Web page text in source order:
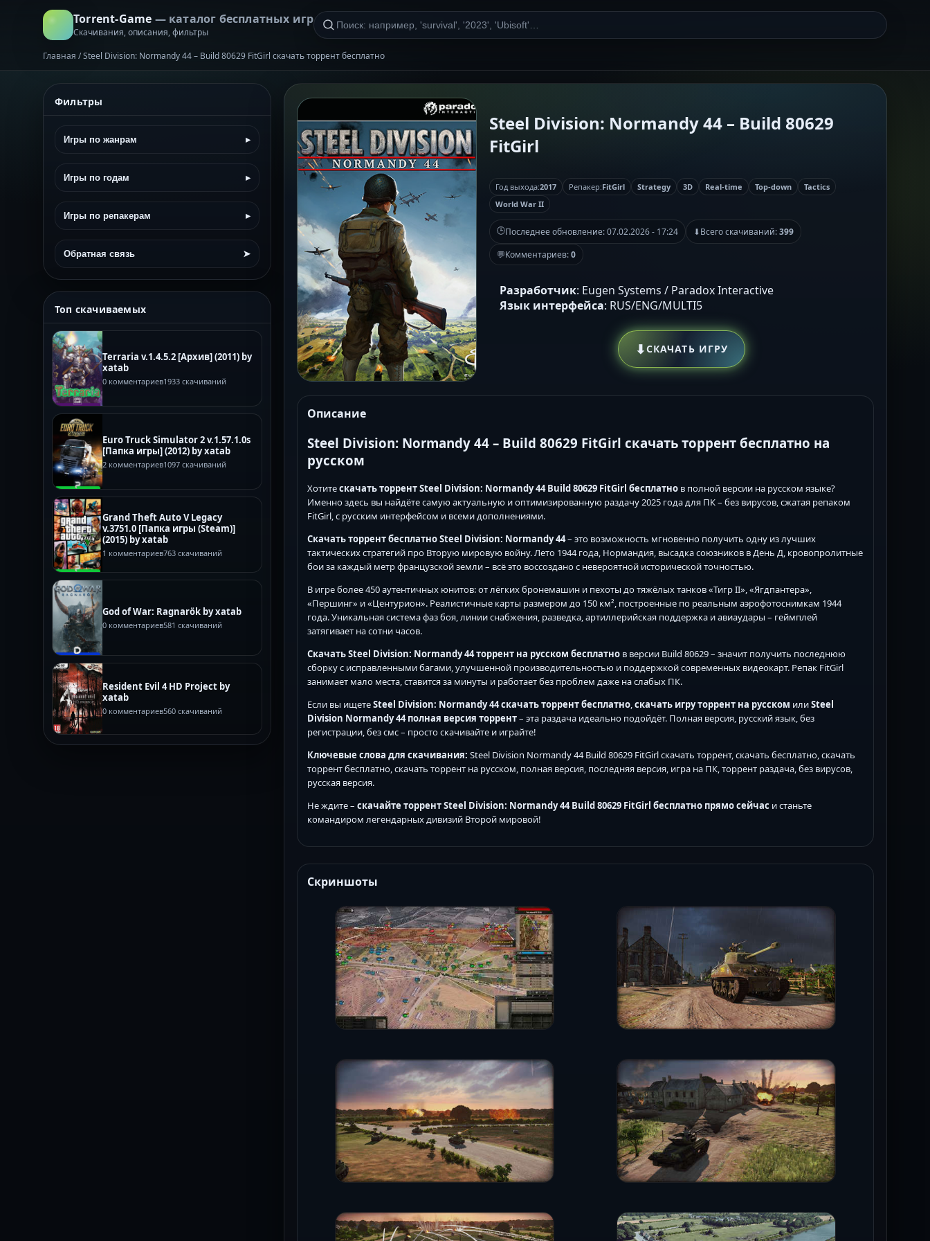
Torrent-Game — каталог бесплатных игр
Скачивания, описания, фильтры
Главная /Steel Division: Normandy 44 – Build 80629 FitGirl скачать торрент бесплатно
Фильтры
Игры по жанрам ▸
Игры по годам ▸
Игры по репакерам ▸
Обратная связь ➤
Топ скачиваемых
Terraria v.1.4.5.2 [Архив] (2011) by
xatab
0 комментариев1933 скачиваний
Euro Truck Simulator 2 v.1.57.1.0s
[Папка игры] (2012) by xatab
2 комментариев1097 скачиваний
Grand Theft Auto V Legacy
v.3751.0 [Папка игры (Steam)]
(2015) by xatab
1 комментариев763 скачиваний
God of War: Ragnarök by xatab
0 комментариев581 скачиваний
Resident Evil 4 HD Project by
xatab
0 комментариев560 скачиваний
Steel Division: Normandy 44 – Build 80629
FitGirl
Год выхода:2017 Репакер:FitGirl Strategy 3D Real-time Top-down
Tactics
World War II
🕒Последнее обновление:07.02.2026 - 17:24 ⬇Всего скачиваний:399
💬Комментариев:0
Разработчик: Eugen Systems / Paradox Interactive
Язык интерфейса: RUS/ENG/MULTI5
⬇СКАЧАТЬ ИГРУ
Описание
Steel Division: Normandy 44 – Build 80629 FitGirl скачать торрент бесплатно на
русском
Хотитескачать торрент Steel Division: Normandy 44 Build 80629 FitGirl бесплатно в полной версии на русском языке?
Именно здесь вы найдёте самую актуальную и оптимизированную раздачу 2025 года для ПК – без вирусов, сжатая репаком
FitGirl, с русским интерфейсом и всеми дополнениями.
Скачать торрент бесплатно Steel Division: Normandy 44– это возможность мгновенно получить одну из лучших
тактических стратегий про Вторую мировую войну. Лето 1944 года, Нормандия, высадка союзников в День Д, кровопролитные
бои за каждый метр французской земли – всё это воссоздано с невероятной исторической точностью.
В игре более 450 аутентичных юнитов: от лёгких бронемашин и пехоты до тяжёлых танков «Тигр II», «Ягдпантера»,
«Першинг» и «Центурион». Реалистичные карты размером до 150 км², построенные по реальным аэрофотоснимкам 1944
года. Уникальная система фаз боя, линии снабжения, разведка, артиллерийская поддержка и авиаудары – геймплей
затягивает на сотни часов.
Скачать Steel Division: Normandy 44 торрент на русском бесплатно в версии Build 80629 – значит получить последнюю
сборку с исправленными багами, улучшенной производительностью и поддержкой современных видеокарт. Репак FitGirl
занимает мало места, ставится за минуты и работает без проблем даже на слабых ПК.
Если вы ищетеSteel Division: Normandy 44 скачать торрент бесплатно,скачать игру торрент на русском илиSteel
Division Normandy 44 полная версия торрент– эта раздача идеально подойдёт. Полная версия, русский язык, без
регистрации, без смс – просто скачивайте и играйте!
Ключевые слова для скачивания: Steel Division Normandy 44 Build 80629 FitGirl скачать торрент, скачать бесплатно, скачать
торрент бесплатно, скачать торрент на русском, полная версия, последняя версия, игра на ПК, торрент раздача, без вирусов,
русская версия.
Не ждите – скачайте торрент Steel Division: Normandy 44 Build 80629 FitGirl бесплатно прямо сейчас и станьте
командиром легендарных дивизий Второй мировой!
Скриншоты